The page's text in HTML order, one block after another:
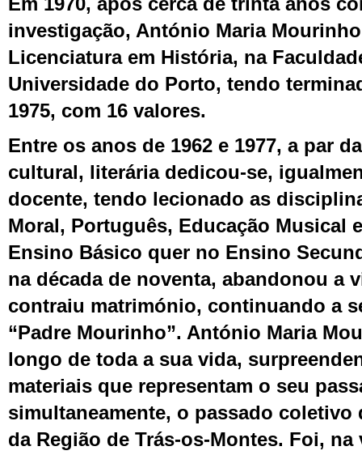
investigação, António Maria
Licenciatura em História, na
Universidade do Porto, tendo
1975, com 16 valores.
Entre os anos de 1962 e 1977, a par
cultural, literária dedicou-se,
docente, tendo lecionado as
Moral, Português, Educação Musical
Ensino Básico quer no Ensino
na década de noventa, abandonou a
contraiu matrimónio, continuando a
“Padre Mourinho”. António Maria
longo de toda a sua vida,
materiais que representam o seu
simultaneamente, o passado coletivo
da Região de Trás-os-Montes. Foi, na